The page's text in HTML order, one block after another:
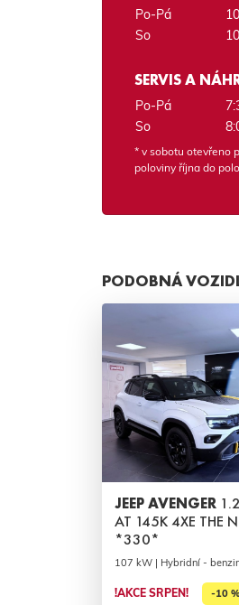
Po-Pá
So
SERVIS A
Po-Pá
So
* v sobotu otevřeno
poloviny října do
PODOBNÁ
JEEP AVENGER
AT 145K 4XE THE
*330*
107 kW | Hybridní -
!AKCE SRPEN! -10